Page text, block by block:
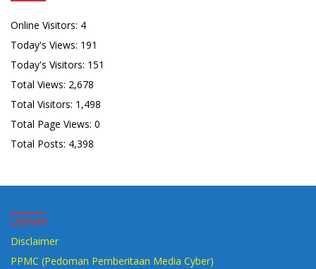
Online Visitors: 4
Today's Views: 191
Today's Visitors: 151
Total Views: 2,678
Total Visitors: 1,498
Total Page Views: 0
Total Posts: 4,398
Laman
Disclaimer
PPMC (Pedoman Pemberitaan Media Cyber)